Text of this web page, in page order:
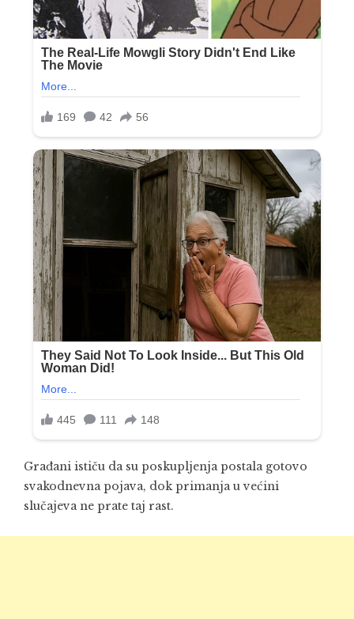
Građani ističu da su poskupljenja postala gotovo
svakodnevna pojava, dok primanja u većini
slučajeva ne prate taj rast.